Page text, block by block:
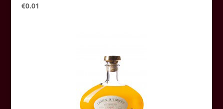
€0.01